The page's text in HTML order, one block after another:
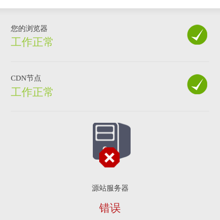
您的浏览器
工作正常
CDN节点
工作正常
源站服务器
错误